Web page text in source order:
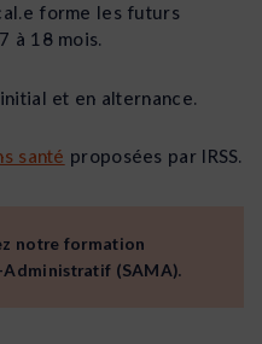
forme les futurs
à 18 mois.
et en alternance.
santé proposées par IRSS.
notre formation
(SAMA).